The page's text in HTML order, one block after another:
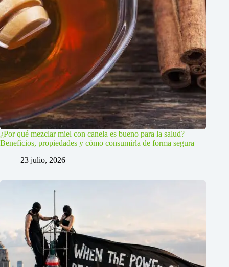
¿Por qué mezclar miel con canela es bueno para la salud?
Beneficios, propiedades y cómo consumirla de forma segura
23 julio, 2026